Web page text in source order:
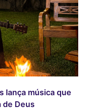
lança música que
de Deus